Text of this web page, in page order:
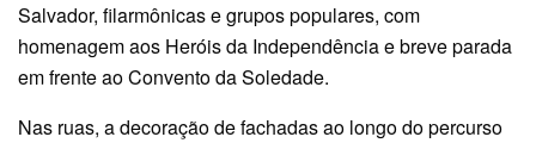
Salvador, filarmônicas e grupos populares, com
homenagem aos Heróis da Independência e breve parada
em frente ao Convento da Soledade.
Nas ruas, a decoração de fachadas ao longo do percurso